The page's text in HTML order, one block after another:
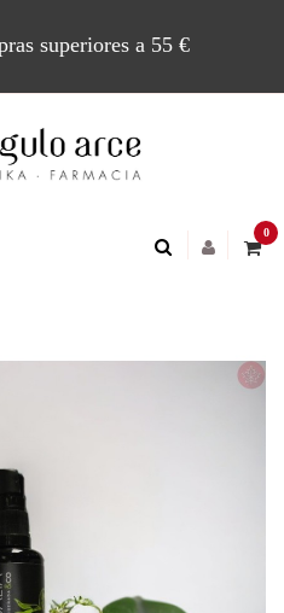
superiores a 55 €
0